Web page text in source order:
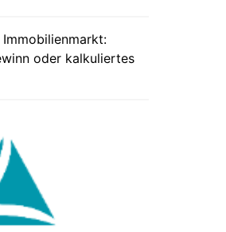
Immobilienmarkt:
oder kalkuliertes